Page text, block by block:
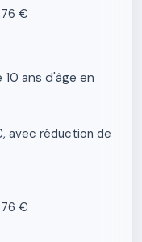
€
10 ans d'âge en
avec réduction de
€